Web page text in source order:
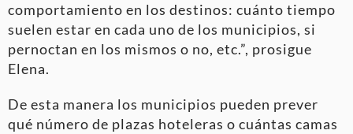
comportamiento en los destinos: cuánto tiempo
suelen estar en cada uno de los municipios, si
pernoctan en los mismos o no, etc.”, prosigue
Elena.
De esta manera los municipios pueden prever
qué número de plazas hoteleras o cuántas camas